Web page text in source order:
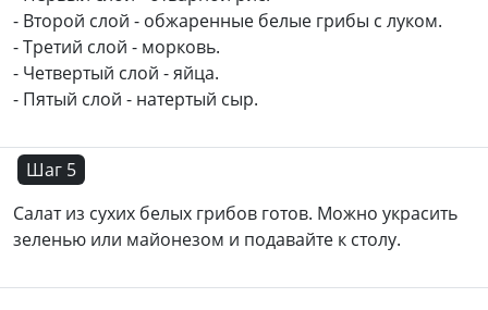
- Второй слой - обжаренные белые грибы с луком.
- Третий слой - морковь.
- Четвертый слой - яйца.
- Пятый слой - натертый сыр.
Шаг 5
Салат из сухих белых грибов готов. Можно украсить
зеленью или майонезом и подавайте к столу.